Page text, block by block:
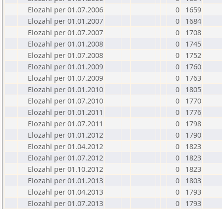
Elozahl per 01.07.2006
0
1659
Elozahl per 01.01.2007
0
1684
Elozahl per 01.07.2007
0
1708
Elozahl per 01.01.2008
0
1745
Elozahl per 01.07.2008
0
1752
Elozahl per 01.01.2009
0
1760
Elozahl per 01.07.2009
0
1763
Elozahl per 01.01.2010
0
1805
Elozahl per 01.07.2010
0
1770
Elozahl per 01.01.2011
0
1776
Elozahl per 01.07.2011
0
1798
Elozahl per 01.01.2012
0
1790
Elozahl per 01.04.2012
0
1823
Elozahl per 01.07.2012
0
1823
Elozahl per 01.10.2012
0
1823
Elozahl per 01.01.2013
0
1803
Elozahl per 01.04.2013
0
1793
Elozahl per 01.07.2013
0
1793